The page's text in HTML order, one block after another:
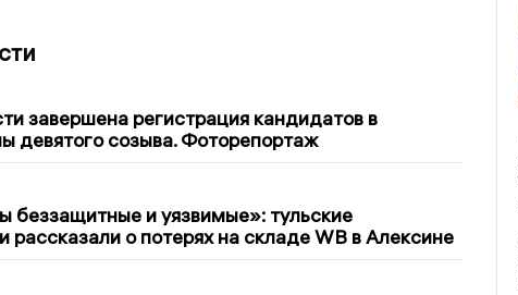
завершена регистрация кандидатов в
девятого созыва. Фоторепортаж
беззащитные и уязвимые»: тульские
рассказали о потерях на складе WB в Алексине